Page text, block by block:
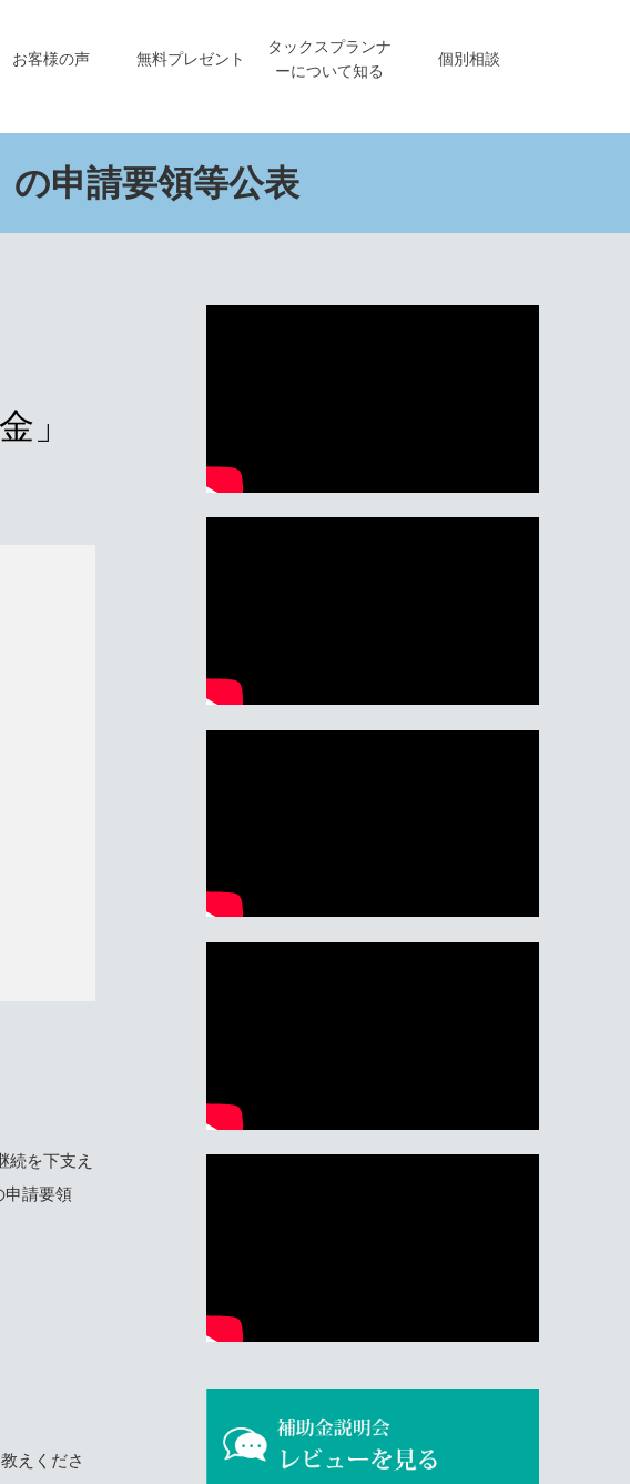
お客様の声 無料プレゼント
タックスプランナ
ーについて知る
個別相談
の申請要領等公表
」
続を下支え
申請要領
えくださ